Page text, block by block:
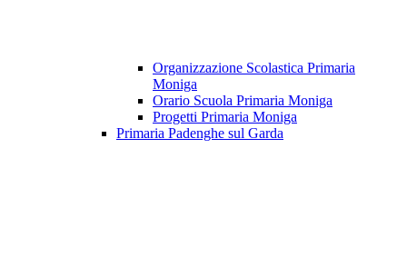
Organizzazione Scolastica Primaria
Moniga
Orario Scuola Primaria Moniga
Progetti Primaria Moniga
Primaria Padenghe sul Garda